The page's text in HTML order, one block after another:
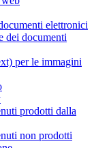
elettronici
dei documenti
per le immagini
prodotti dalla
non prodotti